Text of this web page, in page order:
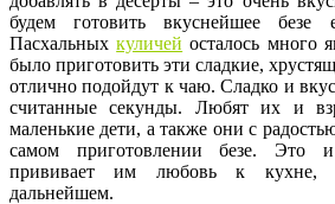
будем готовить вкуснейшее
Пасхальныхкуличей осталось много
было приготовить эти сладкие,
отлично подойдут к чаю. Сладко и
считанные секунды. Любят их и
маленькие дети, а также они с
самом приготовлении безе. Это
прививает им любовь к кухне,
дальнейшем.